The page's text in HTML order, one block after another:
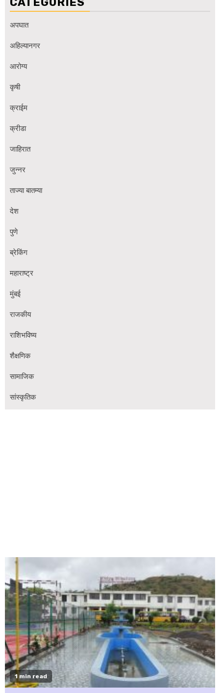
अपघात
अहिल्यानगर
आरोग्य
कृषी
क्राईम
क्रीडा
जाहिरात
जुन्नर
ताज्या बातम्या
देश
पुणे
ब्रेकिंग
महाराष्ट्र
मुंबई
राजकीय
राशिभविष्य
शैक्षणिक
सामाजिक
सांस्कृतिक
1 min read